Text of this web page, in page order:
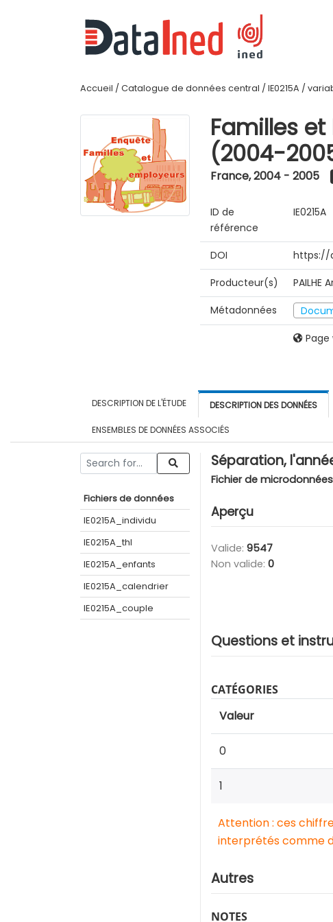
Accueil / Catalogue de données central / IE0215A /
Familles
(2004-
France,2004 - 2005
ID de
référence
IE0215A
DOI
https://
Producteur(s)
PAILHE
Métadonnées
DESCRIPTION DE L'ÉTUDE DESCRIPTION DES DONNÉES
ENSEMBLES DE DONNÉES ASSOCIÉS
Fichiers de données
IE0215A_individu
IE0215A_thl
IE0215A_enfants
IE0215A_calendrier
IE0215A_couple
Séparation,
Fichier de
Aperçu
Valide: 9547
Non valide: 0
Questions et
CATÉGORIES
Valeur
0
1
Attention : ces
interprétés comme
Autres
NOTES